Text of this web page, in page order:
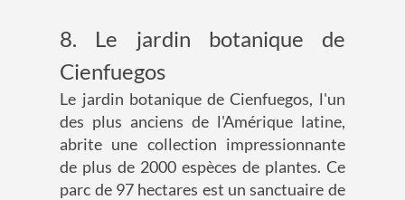
8. Le jardin botanique de
Cienfuegos
Le jardin botanique de Cienfuegos, l'un
des plus anciens de l'Amérique latine,
abrite une collection impressionnante
de plus de 2000 espèces de plantes. Ce
parc de 97 hectares est un sanctuaire de